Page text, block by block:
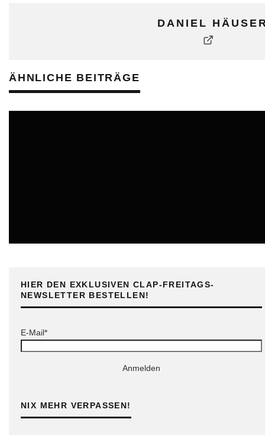
DANIEL
ÄHNLICHE BEITRÄGE
HIER DEN EXKLUSIVEN CLAP-FREITAGS-
NEWSLETTER BESTELLEN!
E-Mail*
Anmelden
NIX MEHR VERPASSEN!